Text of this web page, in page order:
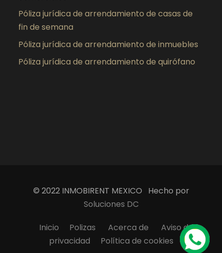
Póliza jurídica de arrendamiento de casas de
fin de semana
Póliza jurídica de arrendamiento de inmuebles
Póliza jurídica de arrendamiento de quirófano
© 2022 INMOBIRENT MEXICO Hecho por
Soluciones DC
Inicio Polizas Acerca de
Aviso de
privacidad
Política de cookies